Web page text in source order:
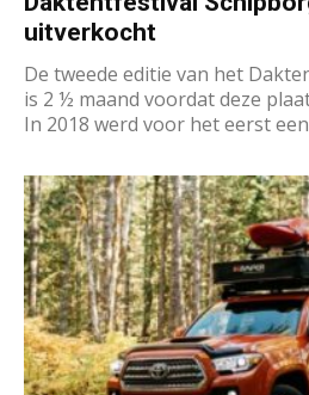
uitverkocht
De tweede editie van het
is 2 ½ maand voordat deze
In 2018 werd voor het eerst